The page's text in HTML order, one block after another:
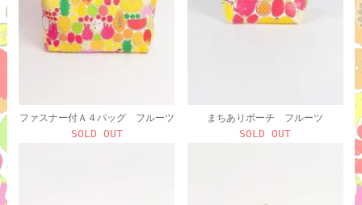
ファスナー付Ａ４バッグ フルーツ
SOLD OUT
まちありポーチ フルーツ
SOLD OUT